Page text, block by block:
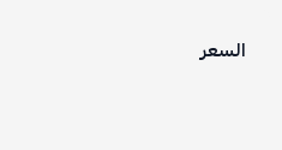
السعر